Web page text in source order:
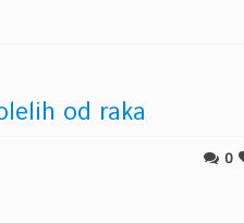
od raka
0